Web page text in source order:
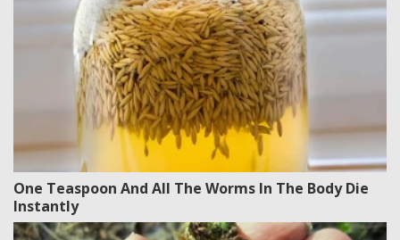
One Teaspoon And All The Worms In The Body Die
Instantly